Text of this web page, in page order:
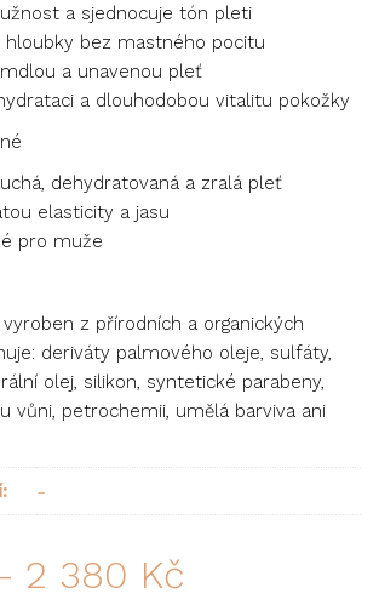
a sjednocuje tón pleti
hloubky bez mastného pocitu
mdlou a unavenou pleť
a dlouhodobou vitalitu pokožky
dehydratovaná a zralá pleť
elasticity a jasu
pro muže
z přírodních a organických
deriváty palmového oleje, sulfáty,
olej, silikon, syntetické parabeny,
vůni, petrochemii, umělá barviva ani
-
2 380 Kč